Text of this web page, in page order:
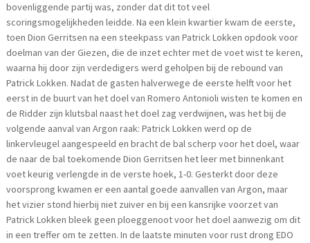
bovenliggende partij was, zonder dat dit tot veel
scoringsmogelijkheden leidde. Na een klein kwartier kwam de eerste,
toen Dion Gerritsen na een steekpass van Patrick Lokken opdook voor
doelman van der Giezen, die de inzet echter met de voet wist te keren,
waarna hij door zijn verdedigers werd geholpen bij de rebound van
Patrick Lokken. Nadat de gasten halverwege de eerste helft voor het
eerst in de buurt van het doel van Romero Antonioli wisten te komen en
de Ridder zijn klutsbal naast het doel zag verdwijnen, was het bij de
volgende aanval van Argon raak: Patrick Lokken werd op de
linkervleugel aangespeeld en bracht de bal scherp voor het doel, waar
de naar de bal toekomende Dion Gerritsen het leer met binnenkant
voet keurig verlengde in de verste hoek, 1-0. Gesterkt door deze
voorsprong kwamen er een aantal goede aanvallen van Argon, maar
het vizier stond hierbij niet zuiver en bij een kansrijke voorzet van
Patrick Lokken bleek geen ploeggenoot voor het doel aanwezig om dit
in een treffer om te zetten. In de laatste minuten voor rust drong EDO